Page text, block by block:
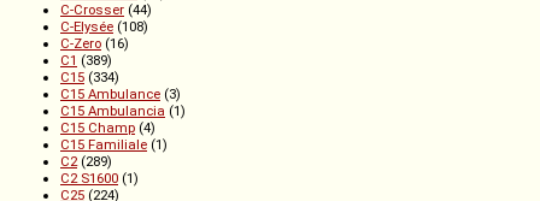
C-Crosser (44)
C-Elysée (108)
C-Zero (16)
C1 (389)
C15 (334)
C15 Ambulance (3)
C15 Ambulancia (1)
C15 Champ (4)
C15 Familiale (1)
C2 (289)
C2 S1600 (1)
C25 (224)